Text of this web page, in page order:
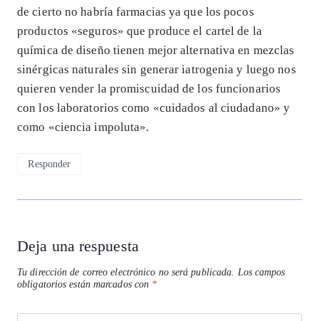
de cierto no habría farmacias ya que los pocos
productos «seguros» que produce el cartel de la
química de diseño tienen mejor alternativa en mezclas
sinérgicas naturales sin generar iatrogenia y luego nos
quieren vender la promiscuidad de los funcionarios
con los laboratorios como «cuidados al ciudadano» y
como «ciencia impoluta».
Responder
Deja una respuesta
Tu dirección de correo electrónico no será publicada.
Los campos
obligatorios están marcados con *